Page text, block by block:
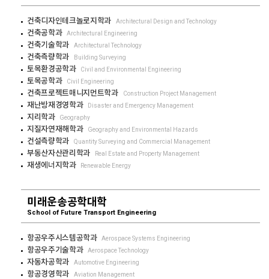
건축디자인테크놀로지학과 Architectural Design and Technology
건축공학과 Architectural Engineering
건축기술학과 Architectural Technology
건축측량학과 Building Surveying
토목환경공학과 Civil and Environmental Engineering
토목공학과 Civil Engineering
건축프로젝트매니지먼트학과 Construction Project Management
재난방재경영학과 Disaster and Emergency Management
지리학과 Geography
지질자연재해학과 Geography and Environmental Hazards
건설측량학과 Quantity Surveying and Commercial Management
부동산자산관리학과 Real Estate and Property Management
재생에너지학과 Renewable Energy
미래운송공학대학
School of Future Transport Engineering
항공우주시스템공학과 Aerospace Systems Engineering
항공우주기술학과 Aerospace Technology
자동차공학과 Automotive Engineering
항공경영학과 Aviation Management